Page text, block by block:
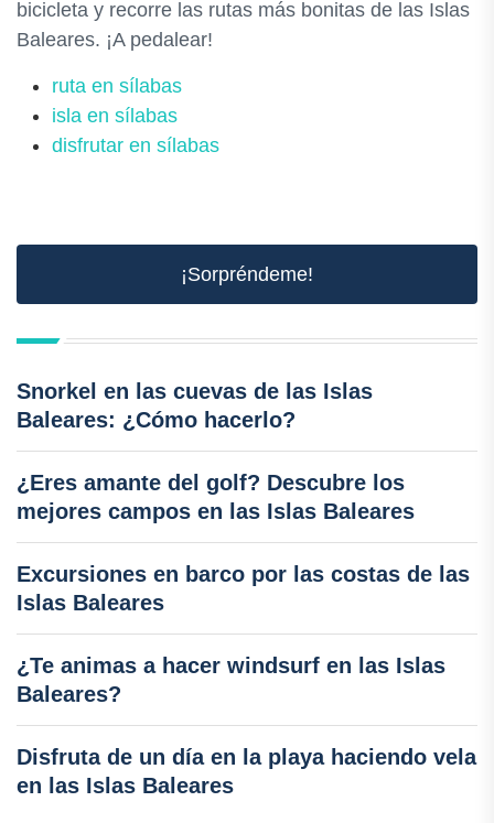
bicicleta y recorre las rutas más bonitas de las Islas
Baleares. ¡A pedalear!
ruta en sílabas
isla en sílabas
disfrutar en sílabas
¡Sorpréndeme!
Snorkel en las cuevas de las Islas
Baleares: ¿Cómo hacerlo?
¿Eres amante del golf? Descubre los
mejores campos en las Islas Baleares
Excursiones en barco por las costas de las
Islas Baleares
¿Te animas a hacer windsurf en las Islas
Baleares?
Disfruta de un día en la playa haciendo vela
en las Islas Baleares